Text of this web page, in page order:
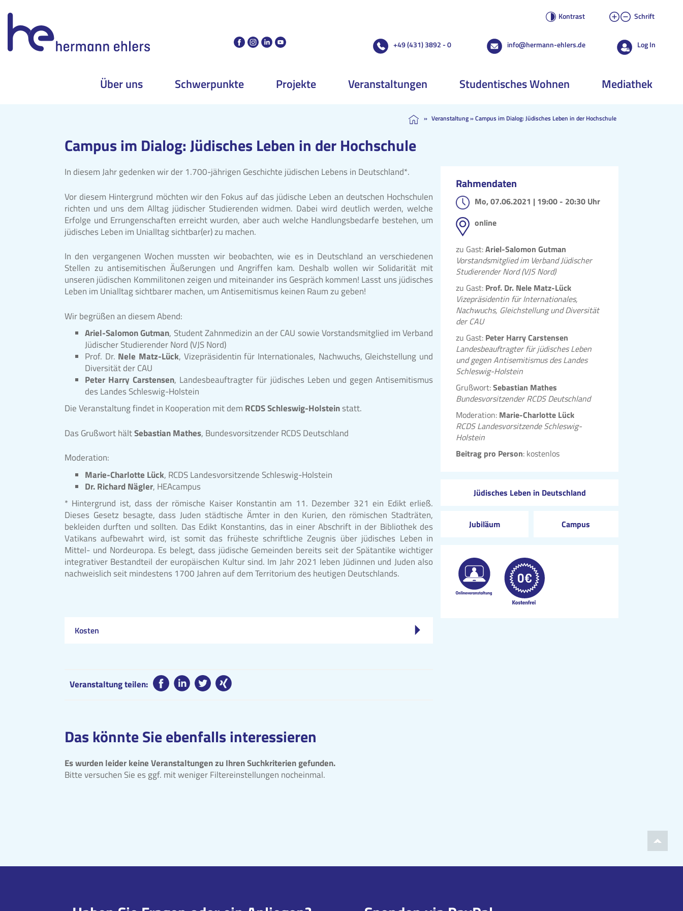
Kontrast Schrift
+49 (431) 3892 - 0 info@hermann-ehlers.de Log In
Über uns Schwerpunkte Projekte Veranstaltungen Studentisches Wohnen Mediathek
» Veranstaltung»Campus im Dialog: Jüdisches Leben in der Hochschule
Campus im Dialog: Jüdisches Leben in der Hochschule
In diesem Jahr gedenken wir der 1.700-jährigen Geschichte jüdischen Lebens in Deutschland*.
Vor diesem Hintergrund möchten wir den Fokus auf das jüdische Leben an deutschen Hochschulen
richten und uns dem Alltag jüdischer Studierenden widmen. Dabei wird deutlich werden, welche
Erfolge und Errungenschaften erreicht wurden, aber auch welche Handlungsbedarfe bestehen, um
jüdisches Leben im Unialltag sichtbar(er) zu machen.
In den vergangenen Wochen mussten wir beobachten, wie es in Deutschland an verschiedenen
Stellen zu antisemitischen Äußerungen und Angriffen kam. Deshalb wollen wir Solidarität mit
unseren jüdischen Kommilitonen zeigen und miteinander ins Gespräch kommen! Lasst uns jüdisches
Leben im Unialltag sichtbarer machen, um Antisemitismus keinen Raum zu geben!
Wir begrüßen an diesem Abend:
Ariel-Salomon Gutman, Student Zahnmedizin an der CAU sowie Vorstandsmitglied im Verband
Jüdischer Studierender Nord (VJS Nord)
Prof. Dr. Nele Matz-Lück, Vizepräsidentin für Internationales, Nachwuchs, Gleichstellung und
Diversität der CAU
Peter Harry Carstensen, Landesbeauftragter für jüdisches Leben und gegen Antisemitismus
des Landes Schleswig-Holstein
Die Veranstaltung findet in Kooperation mit dem RCDS Schleswig-Holsteinstatt.
Das Grußwort hältSebastian Mathes, Bundesvorsitzender RCDS Deutschland
Moderation:
Marie-Charlotte Lück, RCDS Landesvorsitzende Schleswig-Holstein
Dr. Richard Nägler, HEAcampus
* Hintergrund ist, dass der römische Kaiser Konstantin am 11. Dezember 321 ein Edikt erließ.
Dieses Gesetz besagte, dass Juden städtische Ämter in den Kurien, den römischen Stadträten,
bekleiden durften und sollten. Das Edikt Konstantins, das in einer Abschrift in der Bibliothek des
Vatikans aufbewahrt wird, ist somit das früheste schriftliche Zeugnis über jüdisches Leben in
Mittel- und Nordeuropa. Es belegt, dass jüdische Gemeinden bereits seit der Spätantike wichtiger
integrativer Bestandteil der europäischen Kultur sind. Im Jahr 2021 leben Jüdinnen und Juden also
nachweislich seit mindestens 1700 Jahren auf dem Territorium des heutigen Deutschlands.
Kosten
Veranstaltung teilen:
Rahmendaten
Mo, 07.06.2021 | 19:00 - 20:30 Uhr
online
zu Gast:Ariel-Salomon Gutman
Vorstandsmitglied im Verband Jüdischer
Studierender Nord (VJS Nord)
zu Gast: Prof. Dr. Nele Matz-Lück
Vizepräsidentin für Internationales,
Nachwuchs, Gleichstellung und Diversität
der CAU
zu Gast: Peter Harry Carstensen
Landesbeauftragter für jüdisches Leben
und gegen Antisemitismus des Landes
Schleswig-Holstein
Grußwort:Sebastian Mathes
Bundesvorsitzender RCDS Deutschland
Moderation: Marie-Charlotte Lück
RCDS Landesvorsitzende Schleswig-
Holstein
Beitrag pro Person: kostenlos
Jüdisches Leben in Deutschland
Jubiläum Campus
Das könnte Sie ebenfalls interessieren
Es wurden leider keine Veranstaltungen zu Ihren Suchkriterien gefunden.
Bitte versuchen Sie es ggf. mit weniger Filtereinstellungen nocheinmal.